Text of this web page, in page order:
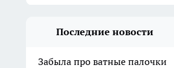
Последние новости
Забыла про ватные палочки